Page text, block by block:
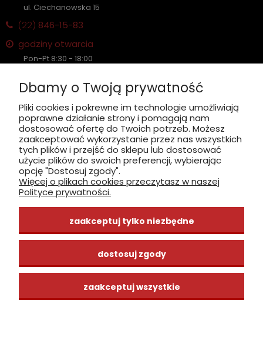
ul. Ciechanowska 15
(22) 846-15-83
godziny otwarcia
Pon-Pt 8:30 - 18:00
Płatność: gotówka, karta, BLIK
zobacz, jak dojechać
INFORMACJE
ZAKUPY
CENTRUM WIEDZY
Dbamy o Twoją prywatność
Pliki cookies i pokrewne im technologie umożliwiają
poprawne działanie strony i pomagają nam
dostosować ofertę do Twoich potrzeb. Możesz
zaakceptować wykorzystanie przez nas wszystkich
tych plików i przejść do sklepu lub dostosować
użycie plików do swoich preferencji, wybierając
opcję "Dostosuj zgody".
Więcej o plikach cookies przeczytasz w naszej
Polityce prywatności.
zaakceptuj tylko niezbędne
dostosuj zgody
zaakceptuj wszystkie